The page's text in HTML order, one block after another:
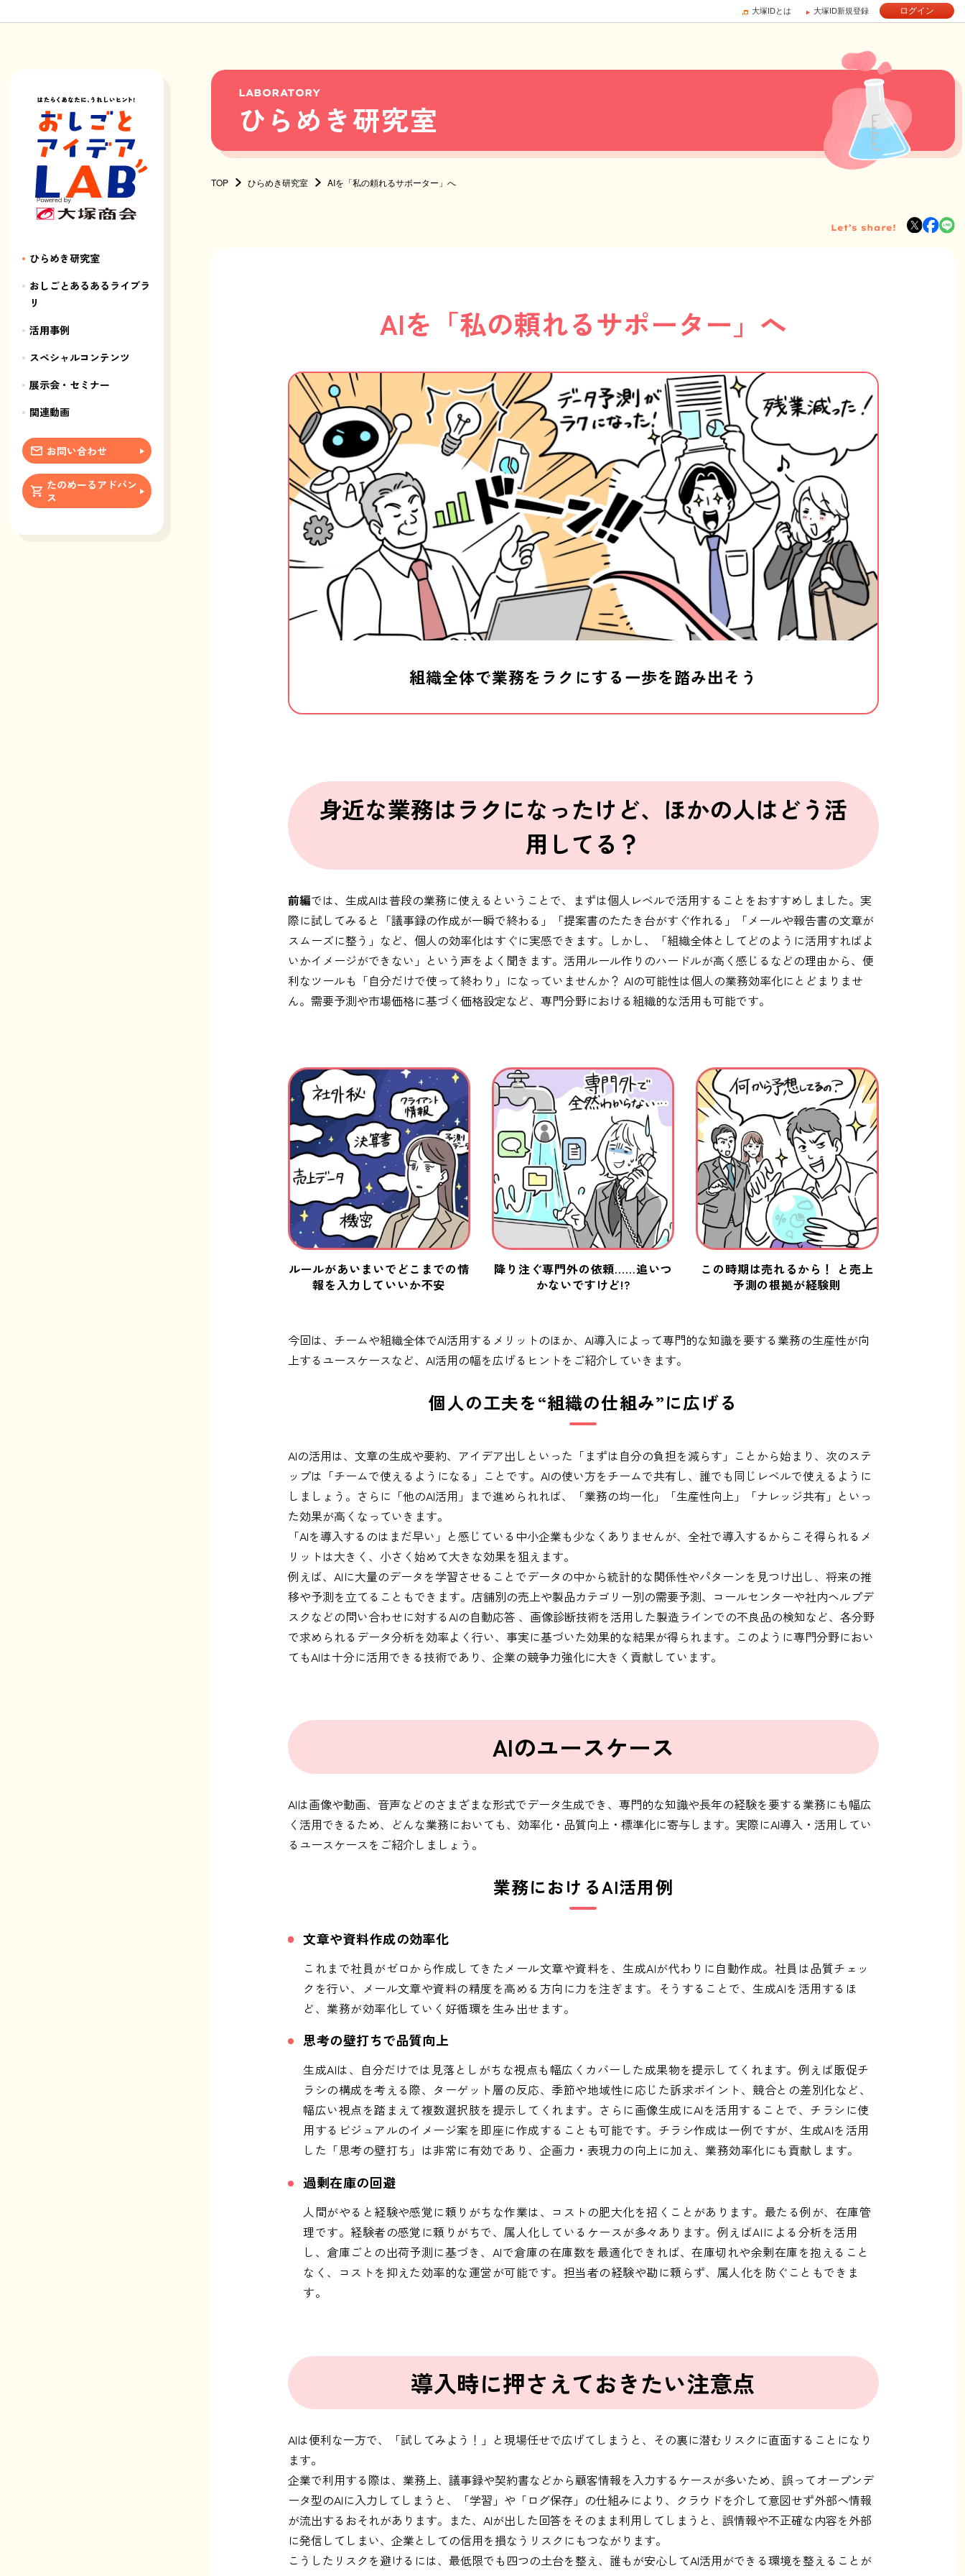
大塚IDとは 大塚ID新規登録 ログイン
ひらめき研究室
おしごとあるあるライブラ
リ
活用事例
スペシャルコンテンツ
展示会・セミナー
関連動画
お問い合わせ
たのめーるアドバン
ス
LABORATORY
ひらめき研究室
TOP ひらめき研究室 AIを「私の頼れるサポーター」へ
Let’s share!
AIを「私の頼れるサポーター」へ
組織全体で業務をラクにする一歩を踏み出そう
身近な業務はラクになったけど、ほかの人はどう活
用してる？
前編では、生成AIは普段の業務に使えるということで、まずは個人レベルで活用することをおすすめしました。実
際に試してみると「議事録の作成が一瞬で終わる」「提案書のたたき台がすぐ作れる」「メールや報告書の文章が
スムーズに整う」など、個人の効率化はすぐに実感できます。しかし、「組織全体としてどのように活用すればよ
いかイメージができない」という声をよく聞きます。活用ルール作りのハードルが高く感じるなどの理由から、便
利なツールも「自分だけで使って終わり」になっていませんか？ AIの可能性は個人の業務効率化にとどまりませ
ん。需要予測や市場価格に基づく価格設定など、専門分野における組織的な活用も可能です。
ルールがあいまいでどこまでの情
報を入力していいか不安
降り注ぐ専門外の依頼……追いつ
かないですけど!?
この時期は売れるから！ と売上
予測の根拠が経験則
今回は、チームや組織全体でAI活用するメリットのほか、AI導入によって専門的な知識を要する業務の生産性が向
上するユースケースなど、AI活用の幅を広げるヒントをご紹介していきます。
個人の工夫を“組織の仕組み”に広げる
AIの活用は、文章の生成や要約、アイデア出しといった「まずは自分の負担を減らす」ことから始まり、次のステ
ップは「チームで使えるようになる」ことです。AIの使い方をチームで共有し、誰でも同じレベルで使えるように
しましょう。さらに「他のAI活用」まで進められれば、「業務の均一化」「生産性向上」「ナレッジ共有」といっ
た効果が高くなっていきます。
「AIを導入するのはまだ早い」と感じている中小企業も少なくありませんが、全社で導入するからこそ得られるメ
リットは大きく、小さく始めて大きな効果を狙えます。
例えば、AIに大量のデータを学習させることでデータの中から統計的な関係性やパターンを見つけ出し、将来の推
移や予測を立てることもできます。店舗別の売上や製品カテゴリー別の需要予測、コールセンターや社内ヘルプデ
スクなどの問い合わせに対するAIの自動応答 、画像診断技術を活用した製造ラインでの不良品の検知など、各分野
で求められるデータ分析を効率よく行い、事実に基づいた効果的な結果が得られます。このように専門分野におい
てもAIは十分に活用できる技術であり、企業の競争力強化に大きく貢献しています。
AIのユースケース
AIは画像や動画、音声などのさまざまな形式でデータ生成でき、専門的な知識や長年の経験を要する業務にも幅広
く活用できるため、どんな業務においても、効率化・品質向上・標準化に寄与します。実際にAI導入・活用してい
るユースケースをご紹介しましょう。
業務におけるAI活用例
文章や資料作成の効率化
これまで社員がゼロから作成してきたメール文章や資料を、生成AIが代わりに自動作成。社員は品質チェッ
クを行い、メール文章や資料の精度を高める方向に力を注ぎます。そうすることで、生成AIを活用するほ
ど、業務が効率化していく好循環を生み出せます。
思考の壁打ちで品質向上
生成AIは、自分だけでは見落としがちな視点も幅広くカバーした成果物を提示してくれます。例えば販促チ
ラシの構成を考える際、ターゲット層の反応、季節や地域性に応じた訴求ポイント、競合との差別化など、
幅広い視点を踏まえて複数選択肢を提示してくれます。さらに画像生成にAIを活用することで、チラシに使
用するビジュアルのイメージ案を即座に作成することも可能です。チラシ作成は一例ですが、生成AIを活用
した「思考の壁打ち」は非常に有効であり、企画力・表現力の向上に加え、業務効率化にも貢献します。
過剰在庫の回避
人間がやると経験や感覚に頼りがちな作業は、コストの肥大化を招くことがあります。最たる例が、在庫管
理です。経験者の感覚に頼りがちで、属人化しているケースが多々あります。例えばAIによる分析を活用
し、倉庫ごとの出荷予測に基づき、AIで倉庫の在庫数を最適化できれば、在庫切れや余剰在庫を抱えること
なく、コストを抑えた効率的な運営が可能です。担当者の経験や勘に頼らず、属人化を防ぐこともできま
す。
導入時に押さえておきたい注意点
AIは便利な一方で、「試してみよう！」と現場任せで広げてしまうと、その裏に潜むリスクに直面することになり
ます。
企業で利用する際は、業務上、議事録や契約書などから顧客情報を入力するケースが多いため、誤ってオープンデ
ータ型のAIに入力してしまうと、「学習」や「ログ保存」の仕組みにより、クラウドを介して意図せず外部へ情報
が流出するおそれがあります。また、AIが出した回答をそのまま利用してしまうと、誤情報や不正確な内容を外部
に発信してしまい、企業としての信用を損なうリスクにもつながります。
こうしたリスクを避けるには、最低限でも四つの土台を整え、誰もが安心してAI活用ができる環境を整えることが